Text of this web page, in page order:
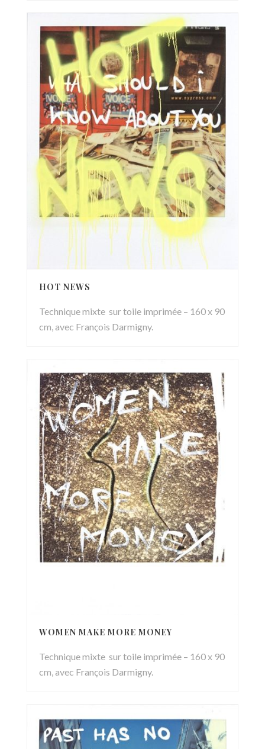
HOT NEWS
Technique mixte sur toile imprimée – 160 x 90
cm, avec François Darmigny.
WOMEN MAKE MORE MONEY
Technique mixte sur toile imprimée – 160 x 90
cm, avec François Darmigny.